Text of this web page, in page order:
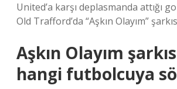
United’a karşı deplasmanda attığı
Old Trafford’da “Aşkın Olayım”
Aşkın Olayım
hangi futbolcuya